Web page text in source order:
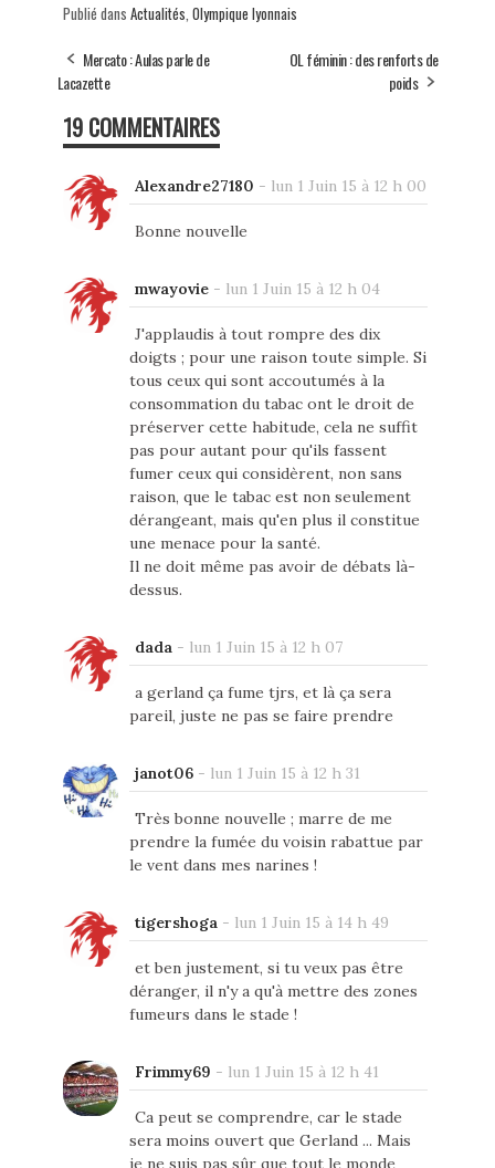
Publié dans Actualités Olympique lyonnais
Mercato : Aulas parle de
Lacazette
OL féminin : des renforts de
poids
19 COMMENTAIRES
Alexandre27180 - lun 1 Juin 15 à 12 h 00
Bonne nouvelle
mwayovie- lun 1 Juin 15 à 12 h 04
J'applaudis à tout rompre des dix
doigts ; pour une raison toute simple. Si
tous ceux qui sont accoutumés à la
consommation du tabac ont le droit de
préserver cette habitude, cela ne suffit
pas pour autant pour qu'ils fassent
fumer ceux qui considèrent, non sans
raison, que le tabac est non seulement
dérangeant, mais qu'en plus il constitue
une menace pour la santé.
Il ne doit même pas avoir de débats là-
dessus.
dada- lun 1 Juin 15 à 12 h 07
a gerland ça fume tjrs, et là ça sera
pareil, juste ne pas se faire prendre
janot06- lun 1 Juin 15 à 12 h 31
Très bonne nouvelle ; marre de me
prendre la fumée du voisin rabattue par
le vent dans mes narines !
tigershoga- lun 1 Juin 15 à 14 h 49
et ben justement, si tu veux pas être
déranger, il n'y a qu'à mettre des zones
fumeurs dans le stade !
Frimmy69 - lun 1 Juin 15 à 12 h 41
Ca peut se comprendre, car le stade
sera moins ouvert que Gerland ... Mais
je ne suis pas sûr que tout le monde